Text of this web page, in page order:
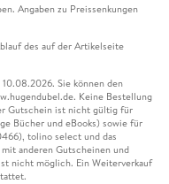
Angaben zu Preissenkungen
des auf der Artikelseite
Sie können den
Keine Bestellung
Gutschein ist nicht gültig für
Bücher und eBooks) sowie für
tolino select und das
anderen Gutscheinen und
nicht möglich. Ein Weiterverkauf